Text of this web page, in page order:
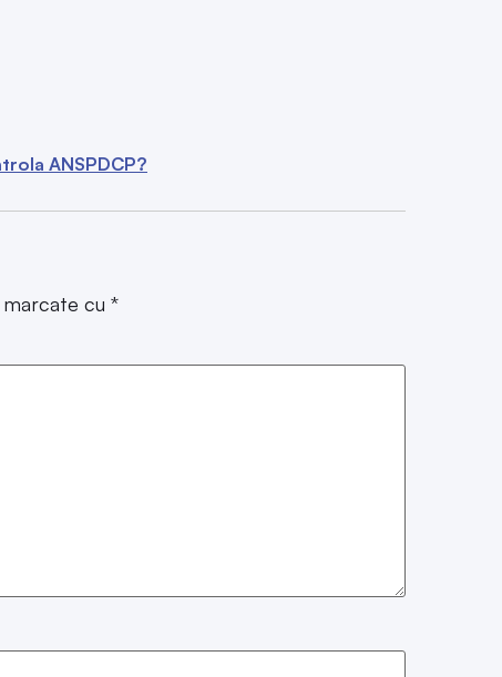
ANSPDCP?
cu *